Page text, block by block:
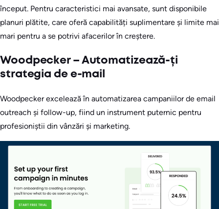
început. Pentru caracteristici mai avansate, sunt disponibile
planuri plătite, care oferă capabilități suplimentare și limite mai
mari pentru a se potrivi afacerilor în creștere.
Woodpecker – Automatizează-ți
strategia de e-mail
Woodpecker excelează în automatizarea campaniilor de email
outreach și follow-up, fiind un instrument puternic pentru
profesioniștii din vânzări și marketing.